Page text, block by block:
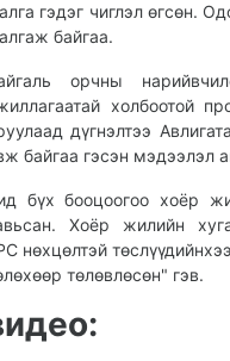
гэдэг чиглэл өгсөн.
байгаа.
орчны
холбоотой
дүгнэлтээ
байгаа гэсэн мэдээлэл
бүх бооцоогоо хоёр
Хоёр жилийн
нөхцөлтэй
төлөвлөсөн" гэв.